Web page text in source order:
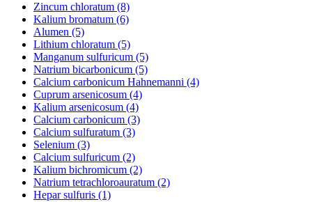
Zincum chloratum (8)
Kalium bromatum (6)
Alumen (5)
Lithium chloratum (5)
Manganum sulfuricum (5)
Natrium bicarbonicum (5)
Calcium carbonicum Hahnemanni (4)
Cuprum arsenicosum (4)
Kalium arsenicosum (4)
Calcium carbonicum (3)
Calcium sulfuratum (3)
Selenium (3)
Calcium sulfuricum (2)
Kalium bichromicum (2)
Natrium tetrachloroauratum (2)
Hepar sulfuris (1)